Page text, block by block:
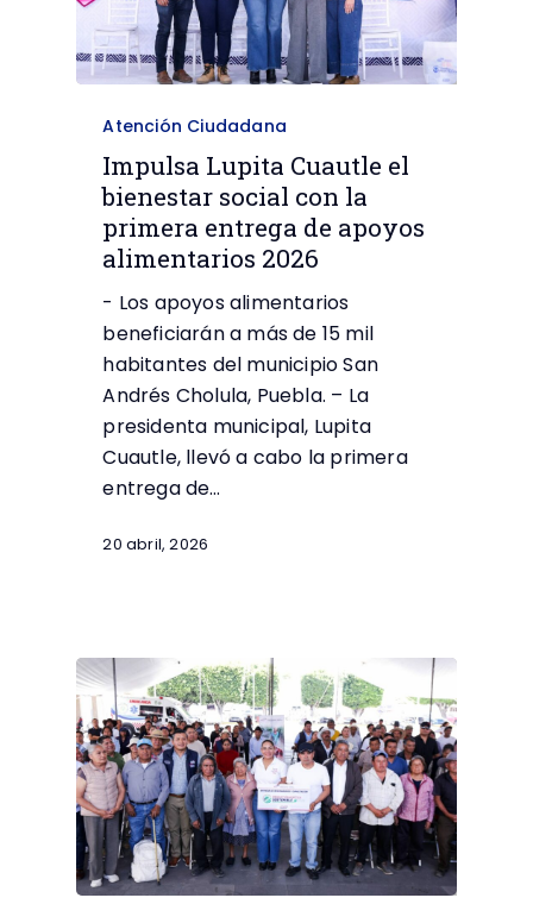
Atención Ciudadana
Impulsa Lupita Cuautle el
bienestar social con la
primera entrega de apoyos
alimentarios 2026
- Los apoyos alimentarios
beneficiarán a más de 15 mil
habitantes del municipio San
Andrés Cholula, Puebla. – La
presidenta municipal, Lupita
Cuautle, llevó a cabo la primera
entrega de…
20 abril, 2026